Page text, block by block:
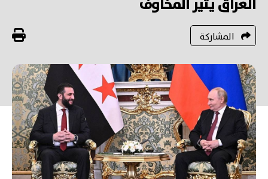
العراق يثير المخاوف
المشاركة